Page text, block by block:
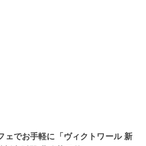
ェでお手軽に「ヴィクトワール 新